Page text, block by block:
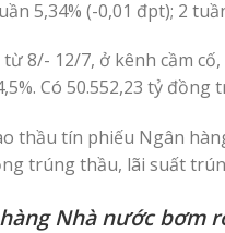
5,34% (-0,01 đpt); 2
8/- 12/7, ở kênh cầm
Có 50.552,23 tỷ
thầu tín phiếu Ngân
trúng thầu, lãi suất
Nhà nước